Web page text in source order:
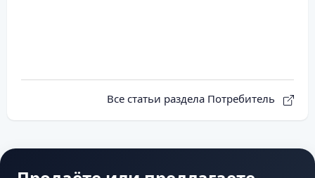
Все статьи раздела Потребитель